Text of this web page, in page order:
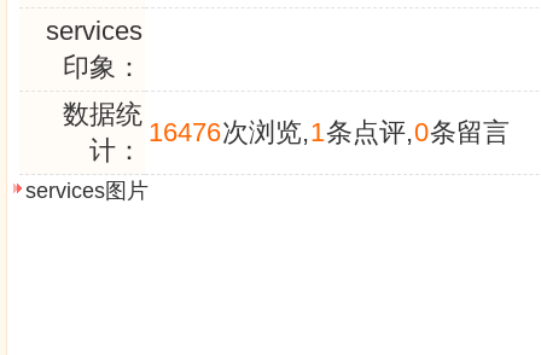
services
印象：
数据统
计：
16476次浏览,1条点评,0条留言
services图片